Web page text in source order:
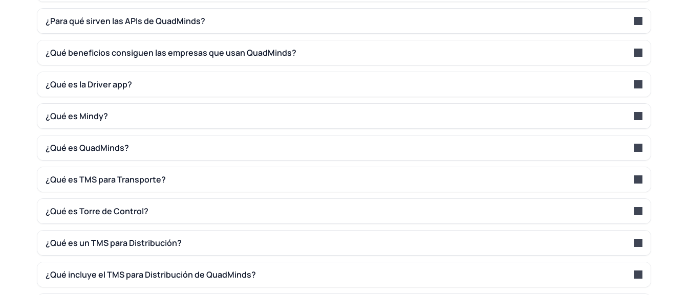
¿Para qué sirven las APIs de QuadMinds?
¿Qué beneficios consiguen las empresas que usan QuadMinds?
¿Qué es la Driver app?
¿Qué es Mindy?
¿Qué es QuadMinds?
¿Qué es TMS para Transporte?
¿Qué es Torre de Control?
¿Qué es un TMS para Distribución?
¿Qué incluye el TMS para Distribución de QuadMinds?